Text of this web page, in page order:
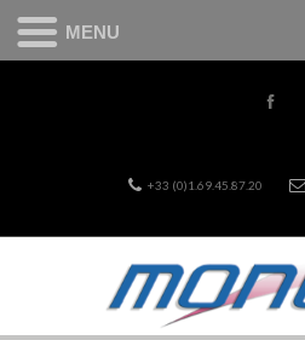
+33 (0)1.69.45.87.20
MENU